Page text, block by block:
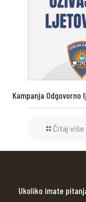
Kampanja Odgovorno
Čitaj više
Ukoliko imate